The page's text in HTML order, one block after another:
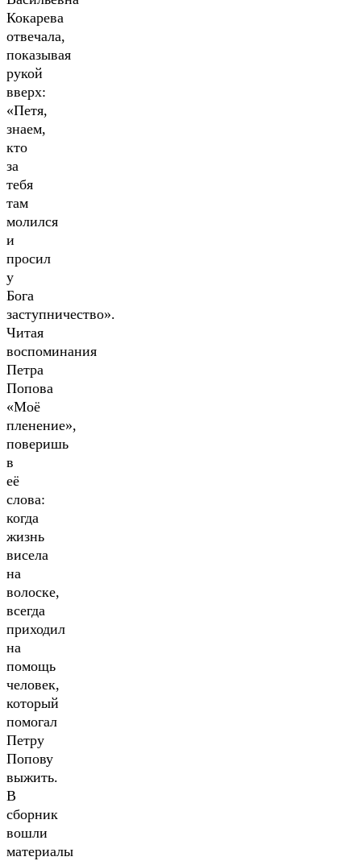
Кокарева
отвечала,
показывая
рукой
вверх:
«Петя,
знаем,
кто
за
тебя
там
молился
и
просил
у
Бога
заступничество».
Читая
воспоминания
Петра
Попова
«Моё
пленение»,
поверишь
в
её
слова:
когда
жизнь
висела
на
волоске,
всегда
приходил
на
помощь
человек,
который
помогал
Петру
Попову
выжить.
В
сборник
вошли
материалы